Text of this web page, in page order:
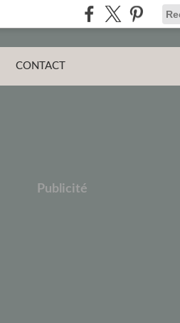
CONTACT
Publicité